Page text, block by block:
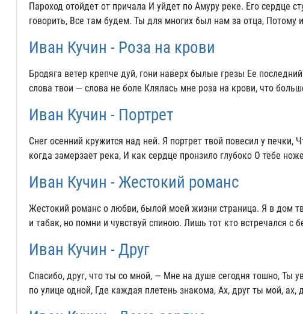
Пароход отойдет от причала И уйдет по Амуру реке. Его сердце
говорить, Все там будем. Ты для многих был нам за отца, Потому
Иван Кучин - Роза на крови
Бродяга ветер крепче дуй, гони наверх былые грезы Ее
слова твои — слова не боле Клялась мне роза на крови, что
Иван Кучин - Портрет
Снег осенний кружится над ней. Я портрет твой повесил у
когда замерзает река, И как сердце пронзило глубоко О тебе
Иван Кучин - Жестокий романс
Жестокий романс о любви, былой моей жизни страница. Я в дом
и табак, но помни и чувствуй спиною. Лишь тот кто встречался с
Иван Кучин - Друг
Спасибо, друг, что ты со мной, — Мне на душе сегодня тошно,
по улице одной, Где каждая плетень знакома, Ах, друг ты мой, ах,